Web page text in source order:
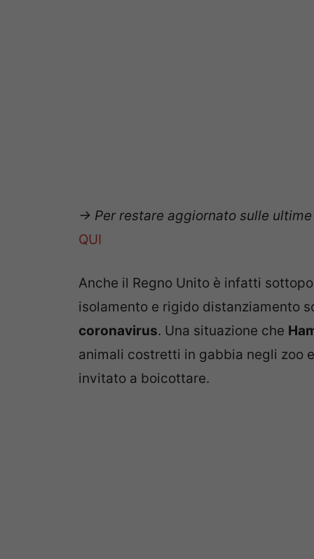
-> Per restare aggiornato sulle
QUI
Anche il Regno Unito è infatti
isolamento e rigido distanziamento
coronavirus. Una situazione che
animali costretti in gabbia negli zoo
invitato a boicottare.